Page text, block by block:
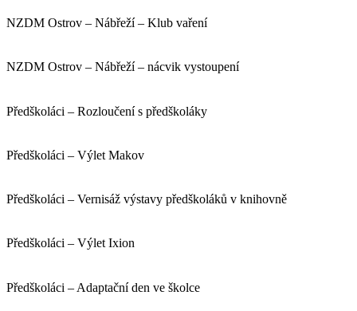
NZDM Ostrov – Nábřeží – Klub vaření
NZDM Ostrov – Nábřeží – nácvik vystoupení
Předškoláci – Rozloučení s předškoláky
Předškoláci – Výlet Makov
Předškoláci – Vernisáž výstavy předškoláků v knihovně
Předškoláci – Výlet Ixion
Předškoláci – Adaptační den ve školce